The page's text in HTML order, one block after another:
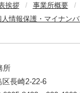
挨拶 / 事業所概要
/
人情報保護・マイナン
所
長崎2-22-6